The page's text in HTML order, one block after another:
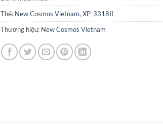
Thẻ: New Cosmos Vietnam,XP-3318II
Thương hiệu: New Cosmos Vietnam